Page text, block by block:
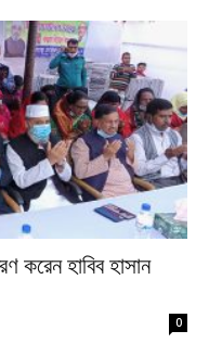
করেন হাবিব হাসান
0